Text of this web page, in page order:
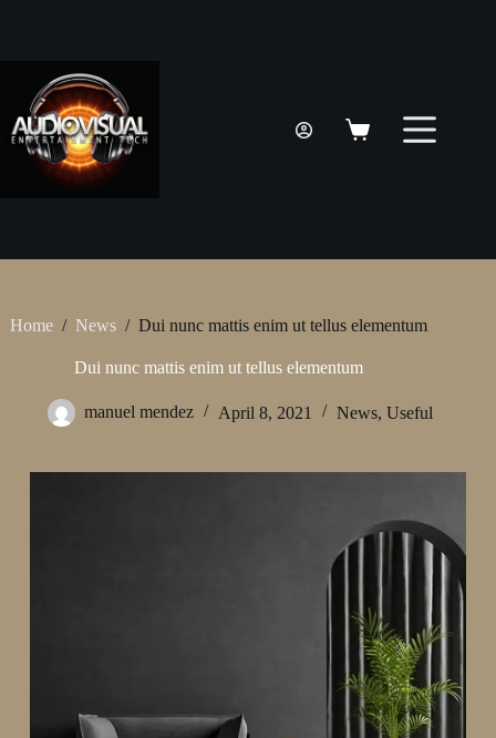
Shopping
Home / News / Dui nunc mattis enim ut tellus elementum
Dui nunc mattis enim ut tellus elementum
manuel mendez April 8, 2021 News,Useful